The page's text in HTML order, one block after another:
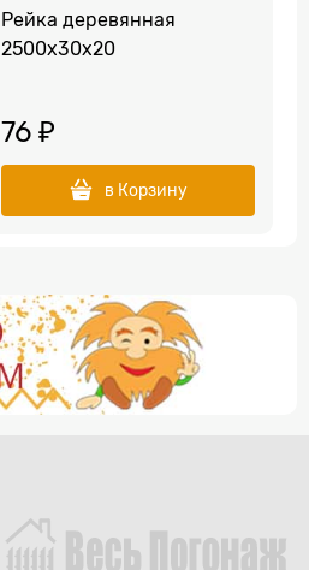
Рейка деревянная
2500x30x20
76 ₽
в Корзину